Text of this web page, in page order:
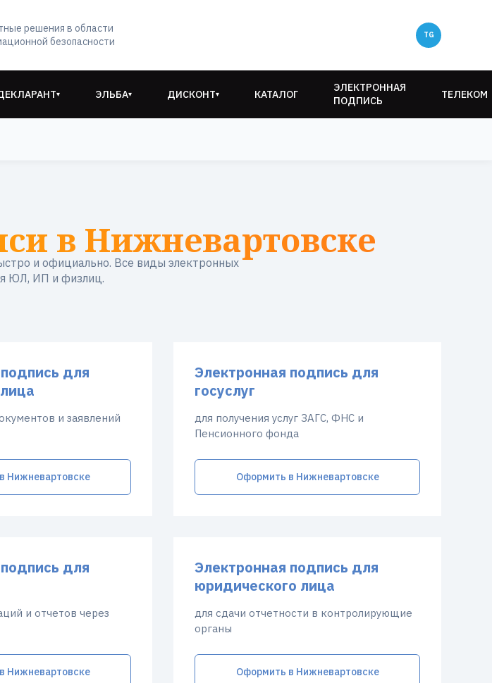
решения в области
безопасности
▾ ЭЛЬБА▾ ДИСКОНТ▾ КАТАЛОГ
ЭЛЕКТРОННАЯ
ПОДПИСЬ
ТЕЛЕКОМ
в Нижневартовске
и официально. Все виды электронных
ЮЛ, ИП и физлиц.
для
и заявлений
Нижневартовске
Электронная подпись для
госуслуг
для получения услуг ЗАГС, ФНС и
Пенсионного фонда
Оформить в Нижневартовске
для
и отчетов через
Нижневартовске
Электронная подпись для
юридического лица
для сдачи отчетности в контролирующие
органы
Оформить в Нижневартовске